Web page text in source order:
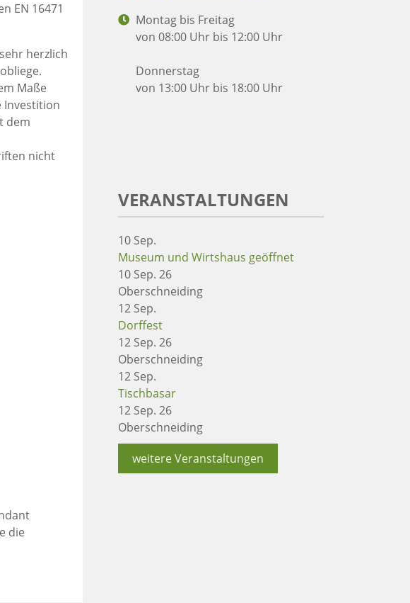
EN 16471
herzlich
Maße
Investition
dem
nicht
die
Montag bis Freitag
von 08:00 Uhr bis 12:00 Uhr
Donnerstag
von 13:00 Uhr bis 18:00 Uhr
VERANSTALTUNGEN
10 Sep.
Museum und Wirtshaus geöffnet
10 Sep. 26
Oberschneiding
12 Sep.
Dorffest
12 Sep. 26
Oberschneiding
12 Sep.
Tischbasar
12 Sep. 26
Oberschneiding
weitere Veranstaltungen